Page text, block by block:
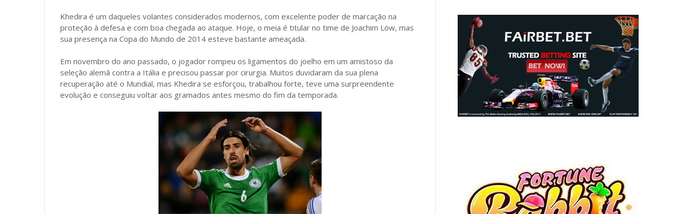
Khedira é um daqueles volantes considerados modernos, com excelente poder de marcação na
proteção à defesa e com boa chegada ao ataque. Hoje, o meia é titular no time de Joachim Löw, mas
sua presença na Copa do Mundo de 2014 esteve bastante ameaçada.
Em novembro do ano passado, o jogador rompeu os ligamentos do joelho em um amistoso da
seleção alemã contra a Itália e precisou passar por cirurgia. Muitos duvidaram da sua plena
recuperação até o Mundial, mas Khedira se esforçou, trabalhou forte, teve uma surpreendente
evolução e conseguiu voltar aos gramados antes mesmo do fim da temporada.